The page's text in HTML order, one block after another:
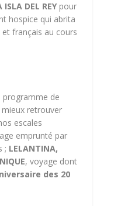
DEL REY pour
hospice qui abrita
et français au cours
programme de
mieux retrouver
escales
emprunté par
; LELANTINA,
, voyage dont
des 20